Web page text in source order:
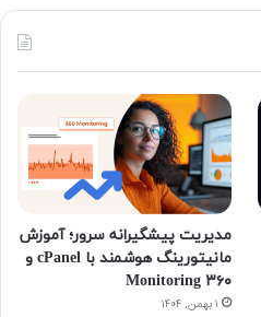
مدیریت پیشگیرانه سرور؛ آموزش
مانیتورینگ هوشمند با cPanel و
۳۶۰ Monitoring
۱ بهمن, ۱۴۰۴